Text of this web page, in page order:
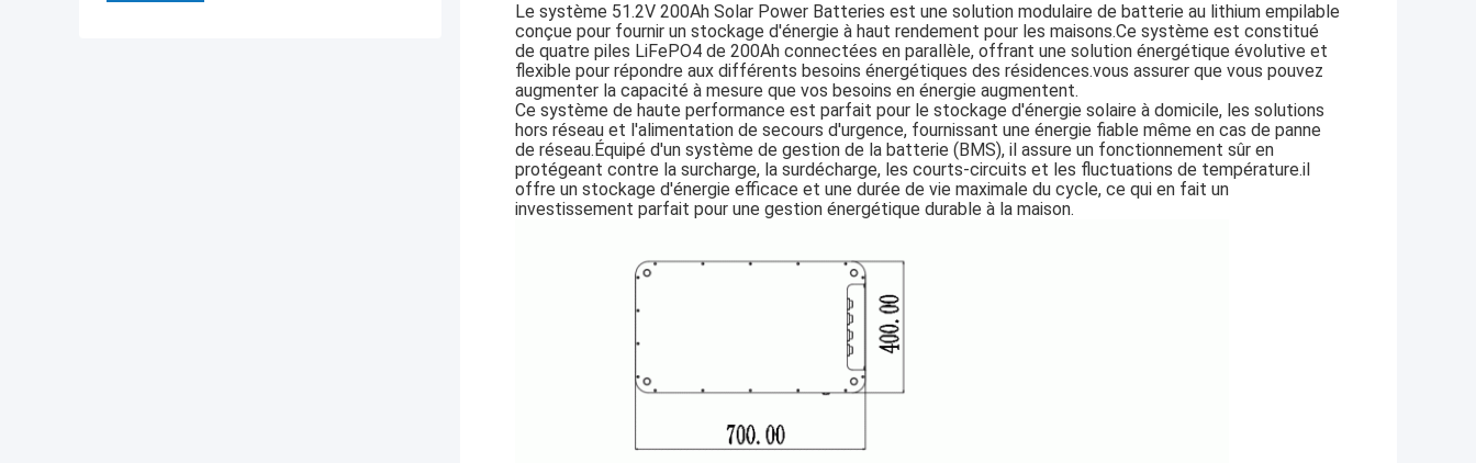
Le système 51.2V 200Ah Solar Power Batteries est une solution modulaire de batterie au lithium empilable
conçue pour fournir un stockage d'énergie à haut rendement pour les maisons.Ce système est constitué
de quatre piles LiFePO4 de 200Ah connectées en parallèle, offrant une solution énergétique évolutive et
flexible pour répondre aux différents besoins énergétiques des résidences.vous assurer que vous pouvez
augmenter la capacité à mesure que vos besoins en énergie augmentent.
Ce système de haute performance est parfait pour le stockage d'énergie solaire à domicile, les solutions
hors réseau et l'alimentation de secours d'urgence, fournissant une énergie fiable même en cas de panne
de réseau.Équipé d'un système de gestion de la batterie (BMS), il assure un fonctionnement sûr en
protégeant contre la surcharge, la surdécharge, les courts-circuits et les fluctuations de température.il
offre un stockage d'énergie efficace et une durée de vie maximale du cycle, ce qui en fait un
investissement parfait pour une gestion énergétique durable à la maison.